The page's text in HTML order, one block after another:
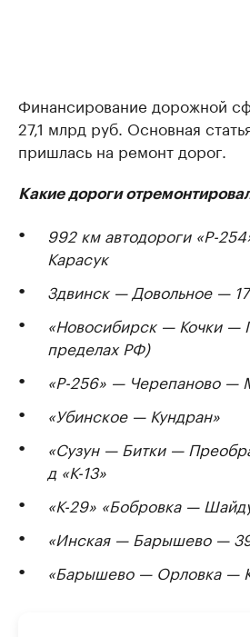
Финансирование дорожной
27,1 млрд руб. Основная
пришлась на ремонт дорог.
Какие дороги
992 км автодороги «Р-
Карасук
Здвинск — Довольное —
«Новосибирск — Кочки —
пределах РФ)
«Р-256» — Черепаново —
«Убинское — Кундран»
«Сузун — Битки —
д «К-13»
«К-29» «Бобровка —
«Инская — Барышево —
«Барышево — Орловка —